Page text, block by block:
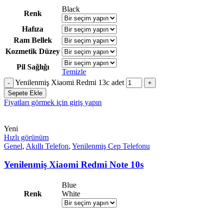
Renk
Black
Hafıza
Ram Bellek
Kozmetik Düzey
Pil Sağlığı
Temizle
Yenilenmiş Xiaomi Redmi 13c adet
Sepete Ekle
Fiyatları görmek için giriş yapın
Yeni
Hızlı görünüm
Genel, Akıllı Telefon, Yenilenmiş Cep Telefonu
Yenilenmiş Xiaomi Redmi Note 10s
Renk
Blue
White